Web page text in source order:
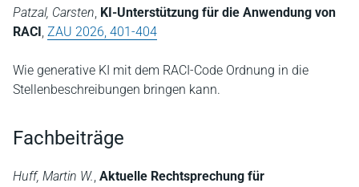
Patzal, Carsten, KI-Unterstützung für die Anwendung von
RACI, ZAU 2026, 401-404
Wie generative KI mit dem RACI-Code Ordnung in die
Stellenbeschreibungen bringen kann.
Fachbeiträge
Huff, Martin W., Aktuelle Rechtsprechung für